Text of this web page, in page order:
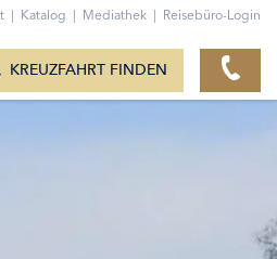
| Katalog | Mediathek | Reisebüro-Login
KREUZFAHRT FINDEN